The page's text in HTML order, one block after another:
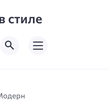
стиле